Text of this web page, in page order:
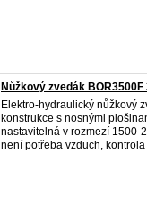
Nůžkový zvedák
Elektro-hydraulický nůžkový
konstrukce s nosnými
nastavitelná v rozmezí 1500-
není potřeba vzduch, kontrola